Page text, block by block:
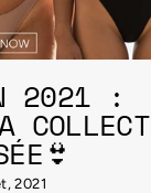
2021 :
2021